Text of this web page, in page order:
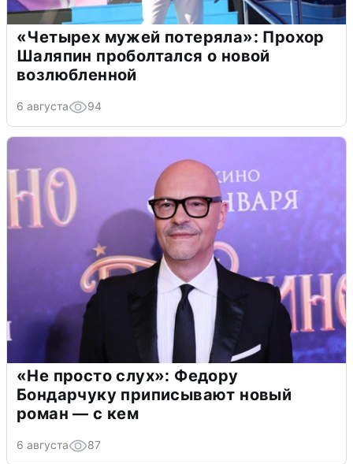
«Четырех мужей потеряла»: Прохор
Шаляпин проболтался о новой
возлюбленной
6 августа 94
«Не просто слух»: Федору
Бондарчуку приписывают новый
роман — с кем
6 августа 87